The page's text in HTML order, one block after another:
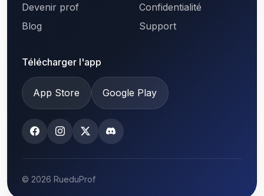
Devenir prof
Blog
Confidentialité
Support
Télécharger l'app
App Store Google Play
© 2026 RueduProf